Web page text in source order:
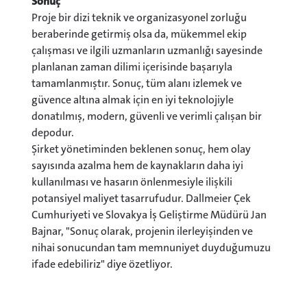
Proje bir dizi teknik ve organizasyonel zorluğu
beraberinde getirmiş olsa da, mükemmel ekip
çalışması ve ilgili uzmanların uzmanlığı sayesinde
planlanan zaman dilimi içerisinde başarıyla
tamamlanmıştır. Sonuç, tüm alanı izlemek ve
güvence altına almak için en iyi teknolojiyle
donatılmış, modern, güvenli ve verimli çalışan bir
depodur.
Şirket yönetiminden beklenen sonuç, hem olay
sayısında azalma hem de kaynakların daha iyi
kullanılması ve hasarın önlenmesiyle ilişkili
potansiyel maliyet tasarrufudur. Dallmeier Çek
Cumhuriyeti ve Slovakya İş Geliştirme Müdürü Jan
Bajnar, "Sonuç olarak, projenin ilerleyişinden ve
nihai sonucundan tam memnuniyet duyduğumuzu
ifade edebiliriz" diye özetliyor.